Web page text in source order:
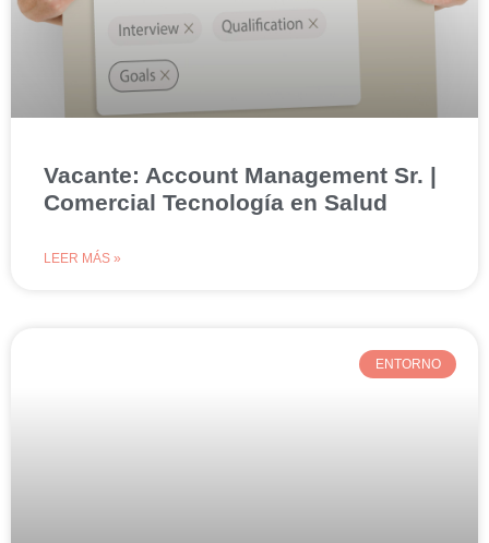
Vacante: Account Management Sr. |
Comercial Tecnología en Salud
LEER MÁS »
ENTORNO